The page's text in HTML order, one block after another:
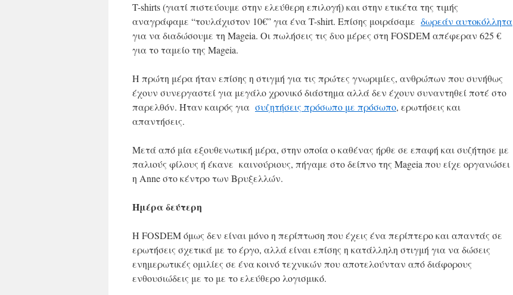
T-shirts (γιατί πιστεύουμε στην ελεύθερη επιλογή) και στην ετικέτα της τιμής
αναγράφαμε “τουλάχιστον 10€” για ένα T-shirt. Επίσης μοιράσαμε δωρεάν αυτοκόλλητα
για να διαδώσουμε τη Mageia. Οι πωλήσεις τις δυο μέρες στη FOSDEM απέφεραν 625 €
για το ταμείο της Mageia.
Η πρώτη μέρα ήταν επίσης η στιγμή για τις πρώτες γνωριμίες, ανθρώπων που συνήθως
έχουν συνεργαστεί για μεγάλο χρονικό διάστημα αλλά δεν έχουν συναντηθεί ποτέ στο
παρελθόν. Ήταν καιρός για συζητήσεις πρόσωπο με πρόσωπο, ερωτήσεις και
απαντήσεις.
Μετά από μία εξουθενωτική μέρα, στην οποία ο καθένας ήρθε σε επαφή και συζήτησε με
παλιούς φίλους ή έκανε καινούριους, πήγαμε στο δείπνο της Mageia που είχε οργανώσει
η Anne στο κέντρο των Βρυξελλών.
Ημέρα δεύτερη
Η FOSDEM όμως δεν είναι μόνο η περίπτωση που έχεις ένα περίπτερο και απαντάς σε
ερωτήσεις σχετικά με το έργο, αλλά είναι επίσης η κατάλληλη στιγμή για να δώσεις
ενημερωτικές ομιλίες σε ένα κοινό τεχνικών που αποτελούνταν από διάφορους
ενθουσιώδεις με το με το ελεύθερο λογισμικό.